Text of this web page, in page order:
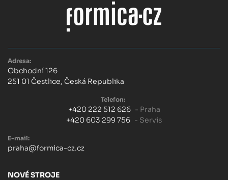
Adresa:
Obchodní 126
251 01 Čestlice, Česká Republika
Telefon:
+420 222 512 626 - Praha
+420 603 299 756 - Servis
E-mail:
praha@formica-cz.cz
NOVÉ STROJE